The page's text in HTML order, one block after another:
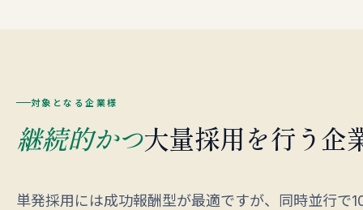
対象となる企業様
継続的かつ大量採用を行う企
単発採用には成功報酬型が最適ですが、同時並行で